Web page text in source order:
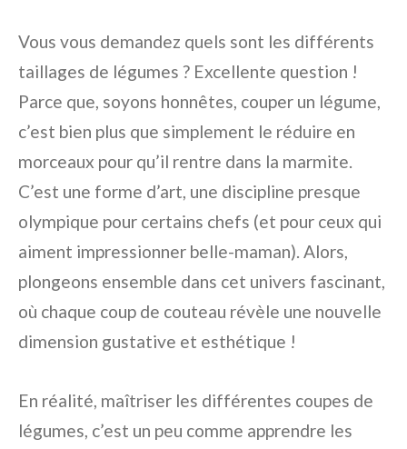
Vous vous demandez quels sont les différents
taillages de légumes ? Excellente question !
Parce que, soyons honnêtes, couper un légume,
c’est bien plus que simplement le réduire en
morceaux pour qu’il rentre dans la marmite.
C’est une forme d’art, une discipline presque
olympique pour certains chefs (et pour ceux qui
aiment impressionner belle-maman). Alors,
plongeons ensemble dans cet univers fascinant,
où chaque coup de couteau révèle une nouvelle
dimension gustative et esthétique !
En réalité, maîtriser les différentes coupes de
légumes, c’est un peu comme apprendre les